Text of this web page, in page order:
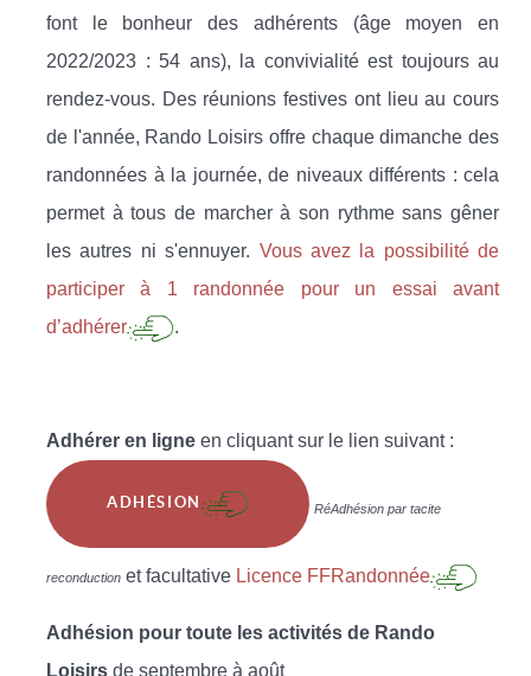
font le bonheur des adhérents (âge moyen en
2022/2023 : 54 ans), la convivialité est toujours au
rendez-vous. Des réunions festives ont lieu au cours
de l'année, Rando Loisirs offre chaque dimanche des
randonnées à la journée, de niveaux différents : cela
permet à tous de marcher à son rythme sans gêner
les autres ni s'ennuyer. Vous avez la possibilité de
participer à 1 randonnée pour un essai avant
d’adhérer
.
Adhérer en ligne en cliquant sur le lien suivant :
ADHÉSION RéAdhésion par tacite
reconduction et facultative Licence FFRandonnée
Adhésion pour toute les activités de Rando
Loisirs de septembre à août